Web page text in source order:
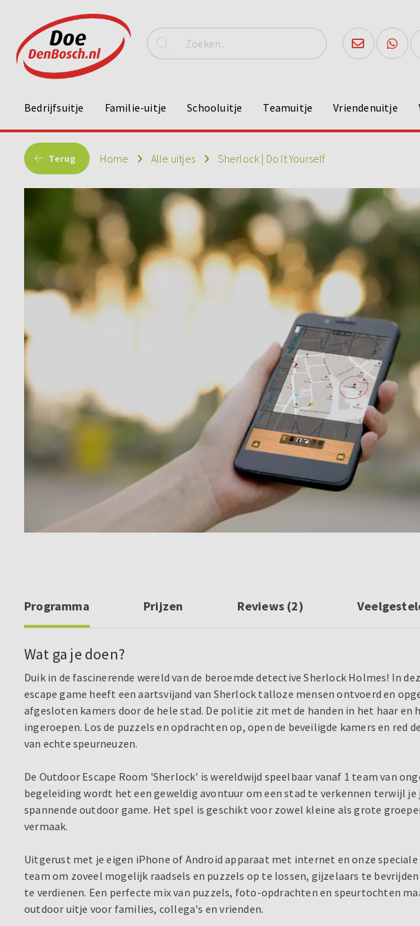
Bedrijfsuitje Familie-uitje Schooluitje Teamuitje Vriendenuitje
Terug Home Alle uitjes Sherlock | Do It Yourself
Programma Prijzen Reviews (2)
Wat ga je doen?
Duik in de fascinerende wereld van de beroemde detective Sherlock Holmes! In
escape game heeft een aartsvijand van Sherlock talloze mensen ontvoerd en
afgesloten kamers door de hele stad. De politie zit met de handen in het haar en
ingeroepen. Los de puzzels en opdrachten op, open de beveiligde kamers en red
van echte speurneuzen.
De Outdoor Escape Room 'Sherlock' is wereldwijd speelbaar vanaf 1 team van
begeleiding wordt het een geweldig avontuur om een stad te verkennen terwijl
spannende outdoor game. Het spel is geschikt voor zowel kleine als grote
vermaak.
Uitgerust met je eigen iPhone of Android apparaat met internet en onze speciale
team om zoveel mogelijk raadsels en puzzels op te lossen, gijzelaars te
te verdienen. Een perfecte mix van puzzels, foto-opdrachten en speurtochten
outdoor uitje voor families, collega's en vrienden.